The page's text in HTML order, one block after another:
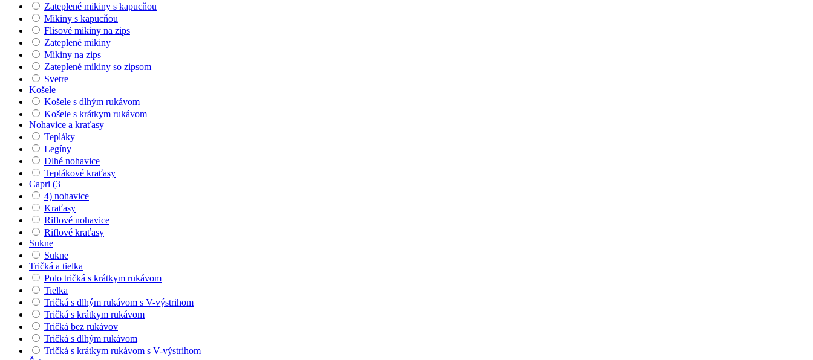
Zateplené mikiny s kapucňou
Mikiny s kapucňou
Flisové mikiny na zips
Zateplené mikiny
Mikiny na zips
Zateplené mikiny so zipsom
Svetre
Košele
Košele s dlhým rukávom
Košele s krátkym rukávom
Nohavice a kraťasy
Tepláky
Legíny
Dlhé nohavice
Teplákové kraťasy
Capri (3
4) nohavice
Kraťasy
Riflové nohavice
Riflové kraťasy
Sukne
Sukne
Tričká a tielka
Polo tričká s krátkym rukávom
Tielka
Tričká s dlhým rukávom s V-výstrihom
Tričká s krátkym rukávom
Tričká bez rukávov
Tričká s dlhým rukávom
Tričká s krátkym rukávom s V-výstrihom